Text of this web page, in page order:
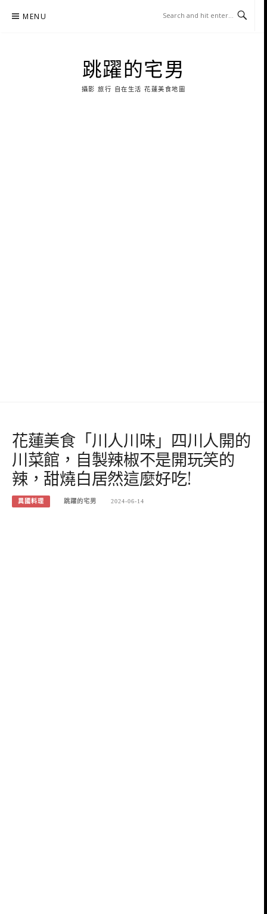
MENU
跳躍的宅男
攝影 旅行 自在生活 花蓮美食地圖
花蓮美食「川人川味」四川人開的
川菜館，自製辣椒不是開玩笑的
辣，甜燒白居然這麼好吃!
異國料理 跳躍的宅男 2024-06-14